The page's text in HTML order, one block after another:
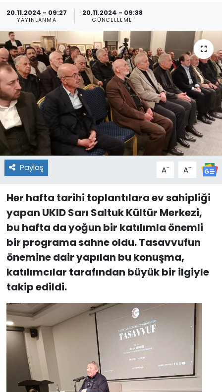
20.11.2024 - 09:27
YAYINLANMA
20.11.2024 - 09:38
GÜNCELLEME
Paylaş A- A+
Her hafta tarihi toplantılara ev sahipliği
yapan UKID Sarı Saltuk Kültür Merkezi,
bu hafta da yoğun bir katılımla önemli
bir programa sahne oldu. Tasavvufun
önemine dair yapılan bu konuşma,
katılımcılar tarafından büyük bir ilgiyle
takip edildi.